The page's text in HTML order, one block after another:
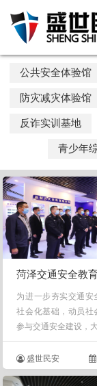
公共安全体验馆
防灾减灾体验馆
反诈实训基地
青少年
菏泽交通安全教
为进一步夯实交通安
社会化基础，动员社
参与交通安全建设，
盛世民安